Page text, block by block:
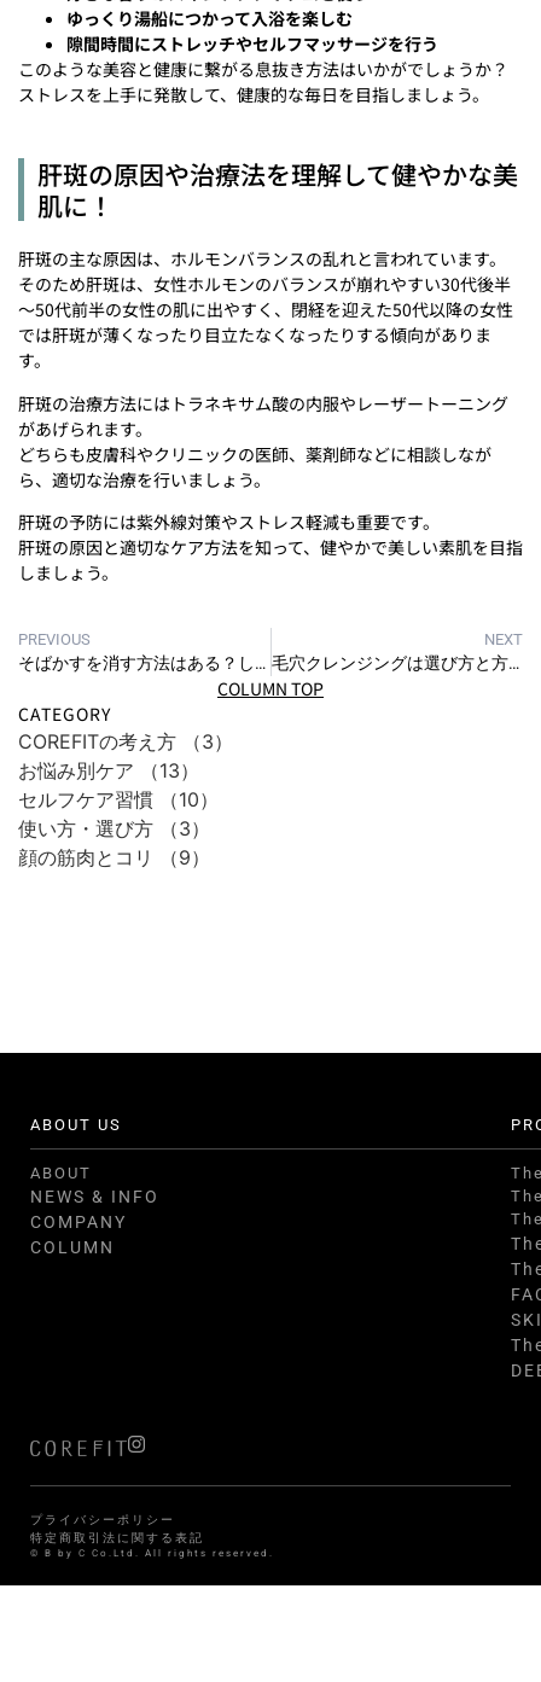
ゆっくり湯船につかって入浴を楽しむ
隙間時間にストレッチやセルフマッサージを行う
このような美容と健康に繋がる息抜き方法はいかがでしょうか？
ストレスを上手に発散して、健康的な毎日を目指しましょう。
肝斑の原因や治療法を理解して健やかな美
肌に！
肝斑の主な原因は、ホルモンバランスの乱れと言われています。
そのため肝斑は、女性ホルモンのバランスが崩れやすい30代後半
～50代前半の女性の肌に出やすく、閉経を迎えた50代以降の女性
では肝斑が薄くなったり目立たなくなったりする傾向がありま
す。
肝斑の治療方法にはトラネキサム酸の内服やレーザートーニング
があげられます。
どちらも皮膚科やクリニックの医師、薬剤師などに相談しなが
ら、適切な治療を行いましょう。
肝斑の予防には紫外線対策やストレス軽減も重要です。
肝斑の原因と適切なケア方法を知って、健やかで美しい素肌を目指
しましょう。
PREVIOUS
そばかすを消す方法はある？しみの種類を知って最適な対策をしよう！
NEXT
毛穴クレンジングは選び方と方法が大事！毛穴の種類別に原因をチェック
COLUMN TOP
CATEGORY
COREFITの考え方 （3）
お悩み別ケア （13）
セルフケア習慣 （10）
使い方・選び方 （3）
顔の筋肉とコリ
（9）
ABOUT US
ABOUT
NEWS & INFO
COMPANY
COLUMN
© B by C Co.Ltd. All rights reserved.
プライバシーポリシー
特定商取引法に関する表記